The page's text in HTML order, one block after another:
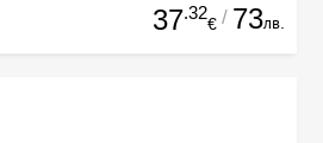
37.32
€ / 73лв.